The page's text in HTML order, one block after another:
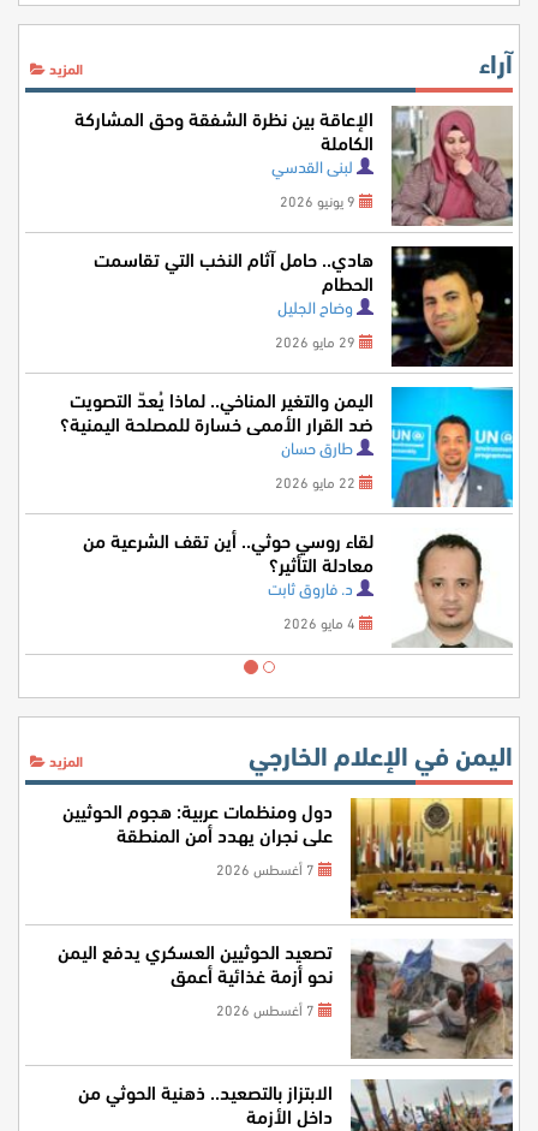
آراء المزيد
الإعاقة بين نظرة الشفقة وحق المشاركة
الكاملة
لبنى القدسي
هادي.. حامل آثام النخب التي تقاسمت
الحطام
وضاح الجليل
اليمن والتغير المناخي.. لماذا يُعدّ التصويت
ضد القرار الأممي خسارة للمصلحة اليمنية؟
طارق حسان
لقاء روسي حوثي.. أين تقف الشرعية من
معادلة التأثير؟
د. فاروق ثابت
اليمن في الإعلام الخارجي المزيد
دول ومنظمات عربية: هجوم الحوثيين
على نجران يهدد أمن المنطقة
تصعيد الحوثيين العسكري يدفع اليمن
نحو أزمة غذائية أعمق
الابتزاز بالتصعيد.. ذهنية الحوثي من
داخل الأزمة